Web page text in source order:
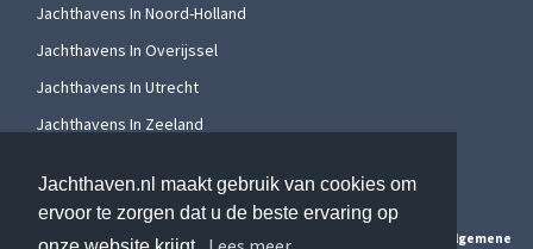
Jachthaven.nl maakt gebruik van cookies om
ervoor te zorgen dat u de beste ervaring op
Jachthavens In Noord-Holland
Jachthavens In Overijssel
Jachthavens In Utrecht
Jachthavens In Zeeland
© 2026 Jachthaven.nl. Alle rechten voorbehouden. Hier vindt u onze
algemene